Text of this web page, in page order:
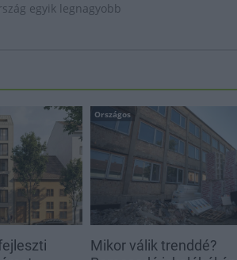
egyik legnagyobb
Országos
Mikor válik trenddé?